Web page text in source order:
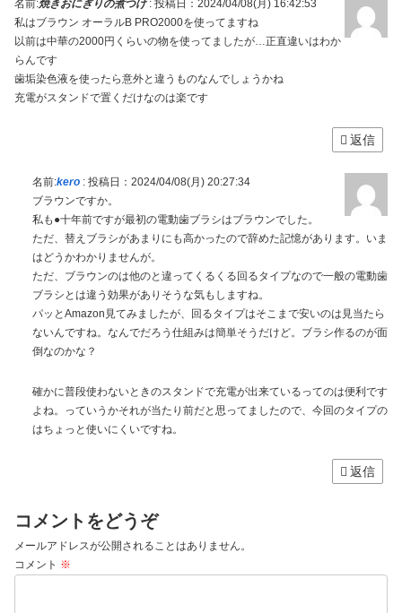
名前:焼きおにぎりの煮つけ: 投稿日：2024/04/08(月) 16:42:53
私はブラウン オーラルB PRO2000を使ってますね
以前は中華の2000円くらいの物を使ってましたが…正直違いはわか
らんです
歯垢染色液を使ったら意外と違うものなんでしょうかね
充電がスタンドで置くだけなのは楽です
返信
名前:kero : 投稿日：2024/04/08(月) 20:27:34
ブラウンですか。
私も●十年前ですが最初の電動歯ブラシはブラウンでした。
ただ、替えブラシがあまりにも高かったので辞めた記憶があります。いま
はどうかわかりませんが。
ただ、ブラウンのは他のと違ってくるくる回るタイプなので一般の電動歯
ブラシとは違う効果がありそうな気もしますね。
パッとAmazon見てみましたが、回るタイプはそこまで安いのは見当たら
ないんですね。なんでだろう仕組みは簡単そうだけど。ブラシ作るのが面
倒なのかな？
確かに普段使わないときのスタンドで充電が出来ているってのは便利です
よね。っていうかそれが当たり前だと思ってましたので、今回のタイプの
はちょっと使いにくいですね。
返信
コメントをどうぞ
メールアドレスが公開されることはありません。
コメント ※